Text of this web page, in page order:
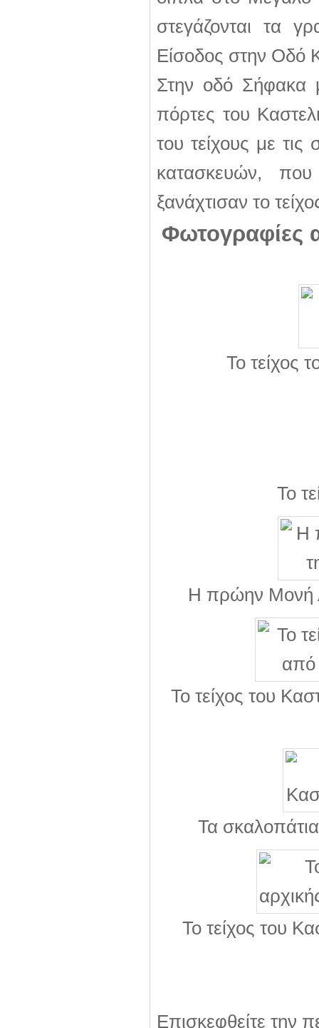
στεγάζονται τα
Είσοδος στην Οδό
Στην οδό Σήφακα
πόρτες του
του τείχους με
κατασκευών,
ξανάχτισαν το
Φωτογραφίες
Το τείχος
Το
Η πρώην Μονή
Το τείχος του
Τα
Το τείχος του
Επισκεφθείτε την